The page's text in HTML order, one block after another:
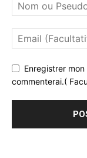
Enregistrer
commenterai.(